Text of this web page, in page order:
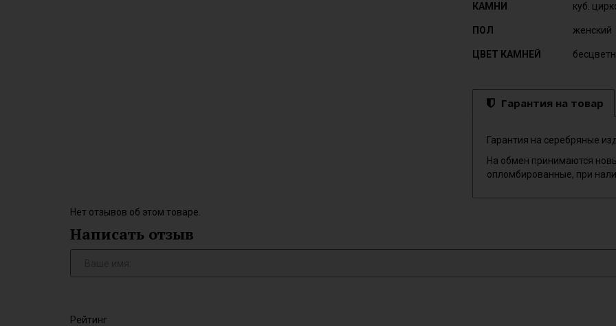
КАМНИ куб.
ПОЛ женский
ЦВЕТ КАМНЕЙ
Гарантия на товар
Гарантия на серебряные
На обмен принимаются
опломбированные, при
Нет отзывов об этом товаре.
Написать отзыв
Рейтинг